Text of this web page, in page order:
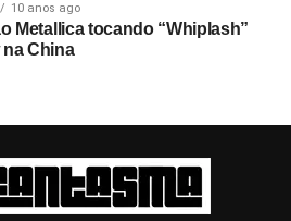
10 anos ago
Metallica tocando “Whiplash”
China